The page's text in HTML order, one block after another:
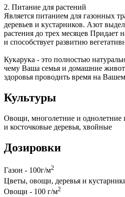
2. Питание для растений
Является питанием для газонных
деревьев и кустарников. Азот
растения до трех месяцев
и способствует развитию
Кукарука - это полностью
чему Ваша семья и домашние
здоровья проводить время на
Культуры
Овощи, многолетние и однолетние
и косточковые деревья, хвойные
Дозировки
Газон - 100г/м2
Цветы, овощи, деревья и
Овощи - 100 г/м2